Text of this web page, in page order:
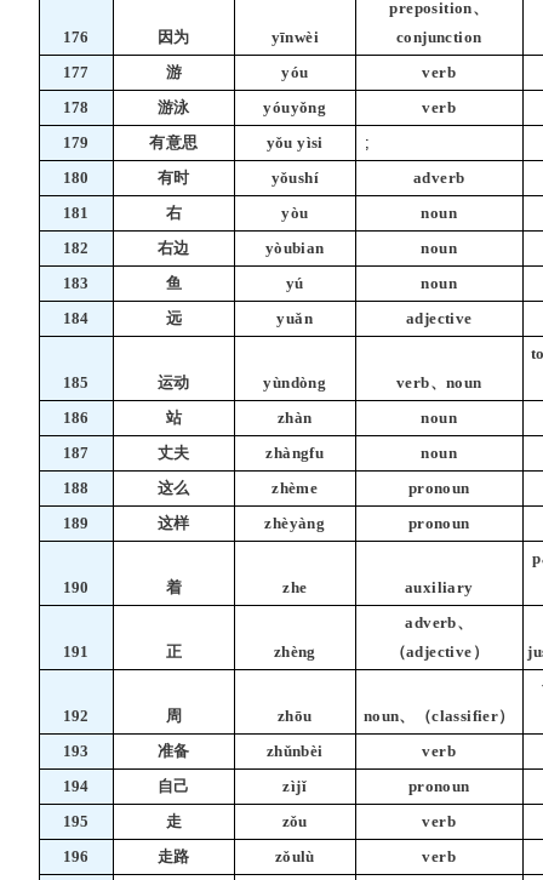
176 因为 yīnwèi
preposition、
conjunction
177
游 yóu
verb
178
游泳 yóuyǒng
verb
179
有意思 yǒu yìsi
;
180
有时 yǒushí
adverb
181
右 yòu
noun
182
右边 yòubian
noun
183
鱼 yú
noun
184
远 yuǎn adjective
185 运动 yùndòng verb、noun
186 站 zhàn
noun
187
丈夫 zhàngfu
noun
188
这么 zhème
pronoun
189
这样 zhèyàng pronoun
190 着 zhe auxiliary
191 正 zhèng
adverb、
（adjective）
192 周 zhōu noun、（classifier）
193 准备 zhǔnbèi
verb
194
自己 zìjǐ
pronoun
195
走 zǒu
verb
196
走路 zǒulù
verb